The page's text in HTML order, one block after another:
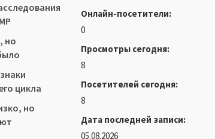
но
цикла
но
Онлайн-посетители:
0
Просмотры сегодня:
8
Посетителей сегодня:
8
Дата последней записи:
05.08.2026